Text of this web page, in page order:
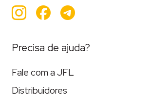
Instagram
Facebook
Teleram
Precisa de ajuda?
Fale com a JFL
Distribuidores